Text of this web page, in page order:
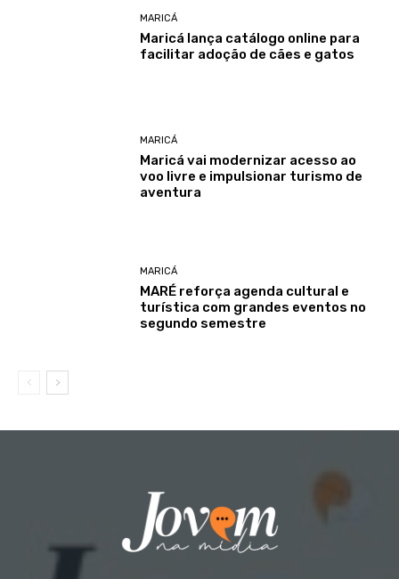
MARICÁ
Maricá lança catálogo online para
facilitar adoção de cães e gatos
MARICÁ
Maricá vai modernizar acesso ao
voo livre e impulsionar turismo de
aventura
MARICÁ
MARÉ reforça agenda cultural e
turística com grandes eventos no
segundo semestre